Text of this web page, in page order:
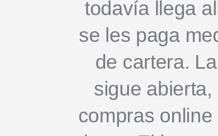
todavía llega
se les paga
de cartera.
sigue
compras